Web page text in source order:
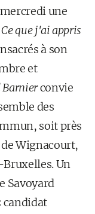
une
Ce que j'ai appris
à son
et
convie
des
soit près
Wignacourt,
Un
Savoyard
candidat